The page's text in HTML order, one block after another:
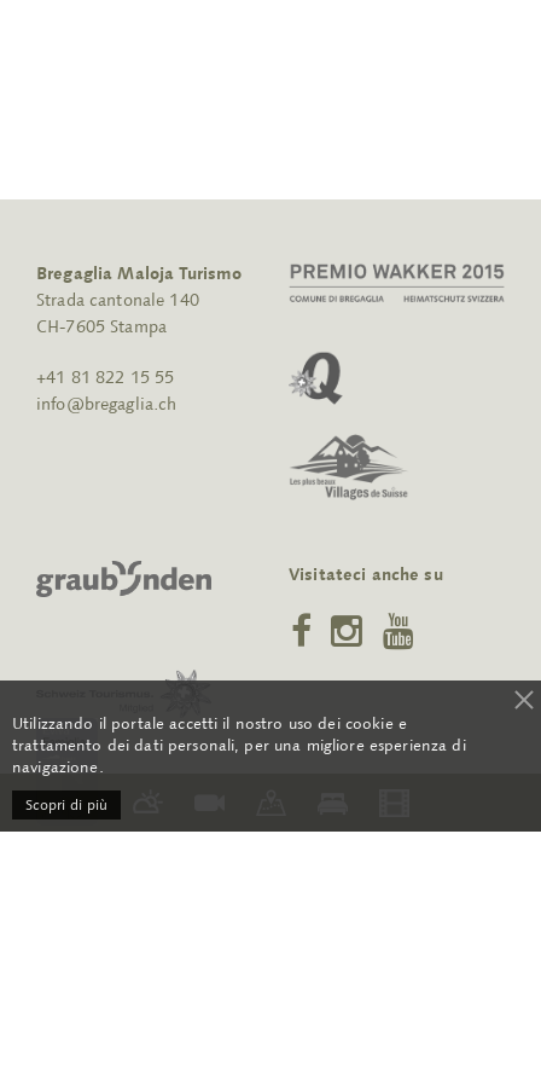
Bregaglia Maloja Turismo
Strada cantonale 140
CH-7605 Stampa
+41 81 822 15 55
info@bregaglia.ch
Visitateci anche su
Utilizzando il portale accetti il nostro uso dei cookie e
trattamento dei dati personali, per una migliore esperienza di
navigazione.
Scopri di più